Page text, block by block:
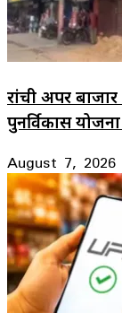
रांची अपर
पुनर्विकास
August 7, 2026